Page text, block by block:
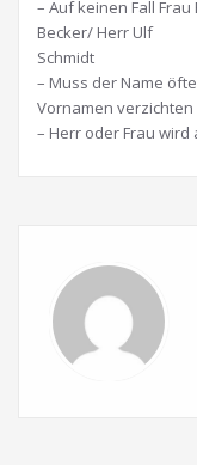
– Auf keinen Fall
Becker/ Herr Ulf
Schmidt
– Muss der Name
Vornamen verzichten
– Herr oder Frau wird